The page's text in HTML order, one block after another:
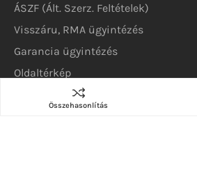
ÁSZF (Ált. Szerz. Feltételek)
Visszáru, RMA ügyintézés
Garancia ügyintézés
Oldaltérkép
KATEGÓRIÁKÖsszehasonlítás